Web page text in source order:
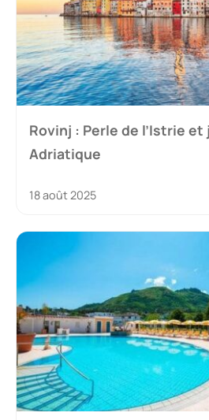
Rovinj : Perle de l’Istrie
Adriatique
18 août 2025